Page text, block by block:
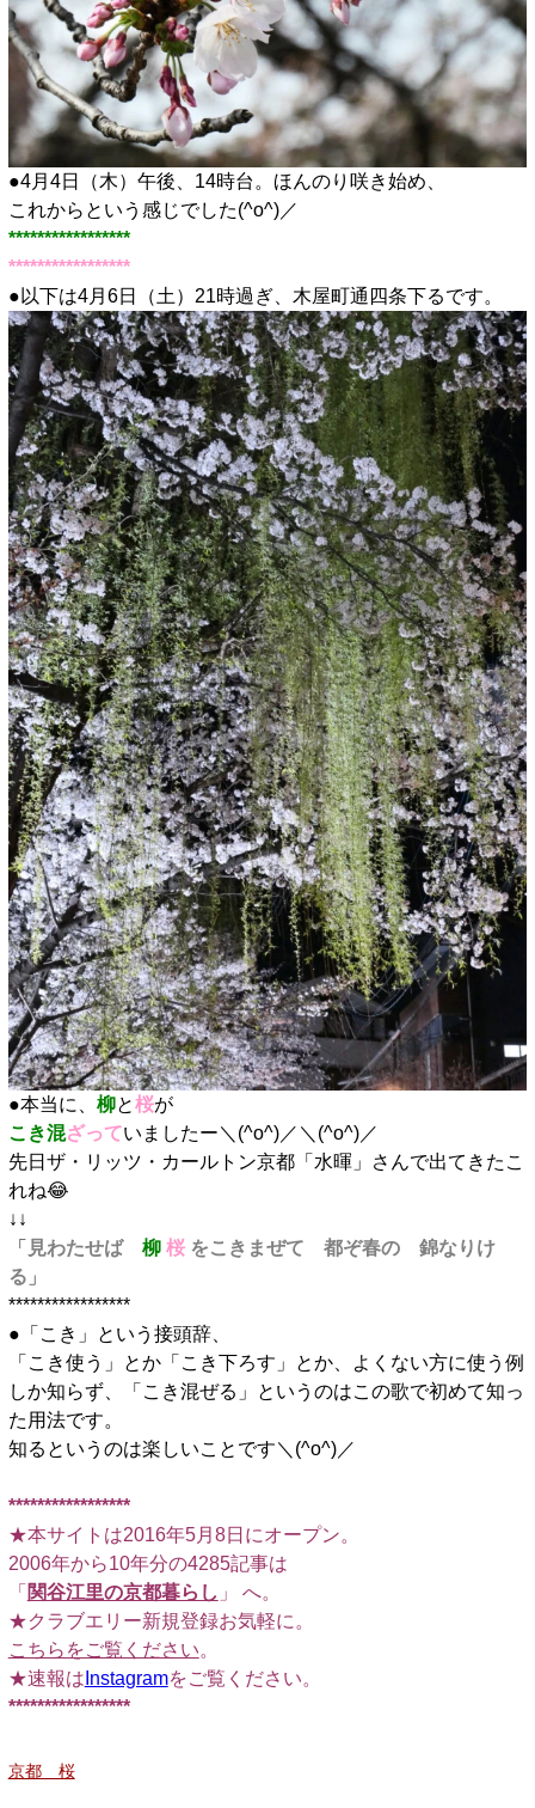
●4月4日（木）午後、14時台。ほんのり咲き始め、
これからという感じでした(^o^)／
*****************
*****************
●以下は4月6日（土）21時過ぎ、木屋町通四条下るです。
●本当に、 柳と桜が
こき混ざっていましたー＼(^o^)／＼(^o^)／
先日ザ・リッツ・カールトン京都「水暉」さんで出てきたこ
れね😂
↓↓
「 見わたせば 柳 桜をこきまぜて 都ぞ春の 錦なりけ
る 」
*****************
●「こき」という接頭辞、
「こき使う」とか「こき下ろす」とか、よくない方に使う例
しか知らず、「こき混ぜる」というのはこの歌で初めて知っ
た用法です。
知るというのは楽しいことです＼(^o^)／
*****************
★本サイトは2016年5月8日にオープン。
2006年から10年分の4285記事は
「 関谷江里の京都暮らし 」 へ。
★クラブエリー新規登録お気軽に。
こちらをご覧ください。
★速報は Instagramをご覧ください。
*****************
京都 桜